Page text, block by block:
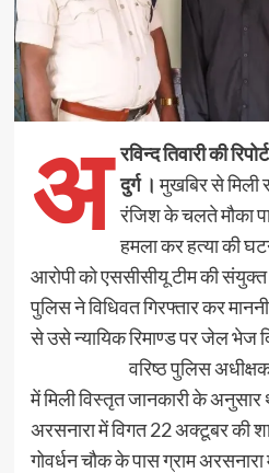
अ रविन्द तिवारी की रिपोर्ट
दुर्ग । मुखबिर से मिली
रंजिश के चलते मौका
हमला कर हत्या की
आरोपी को एससीसीयू टीम की संयुक्त
पुलिस ने विधिवत गिरफ्तार कर
से उसे न्यायिक रिमाण्ड पर जेल भेज
वरिष्ठ पुलिस अधीक्षक
में मिली विस्तृत जानकारी के अनुसार
अरसनारा में विगत 22 अक्टूबर की
गोवर्धन चौक के पास ग्राम